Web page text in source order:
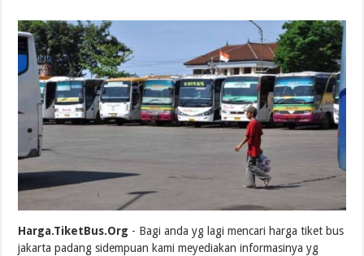
Harga.TiketBus.Org - Bagi anda yg lagi mencari harga tiket bus
jakarta padang sidempuan kami meyediakan informasinya yg